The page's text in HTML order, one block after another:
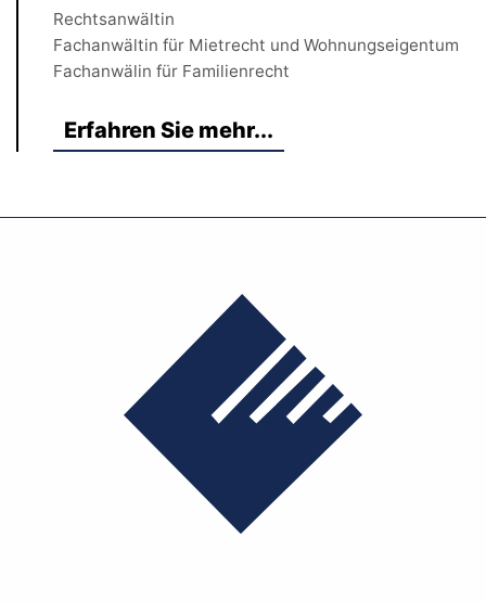
Rechtsanwältin
Fachanwältin für Mietrecht und Wohnungseigentum
Fachanwälin für Familienrecht
Erfahren Sie mehr...